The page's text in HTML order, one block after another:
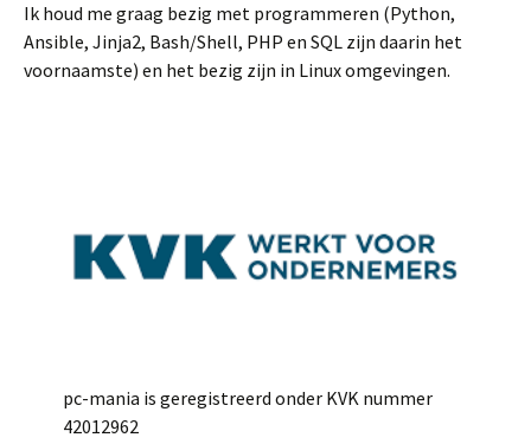
Ik houd me graag bezig met programmeren (Python,
Ansible, Jinja2, Bash/Shell, PHP en SQL zijn daarin het
voornaamste) en het bezig zijn in Linux omgevingen.
pc-mania is geregistreerd onder KVK nummer
42012962